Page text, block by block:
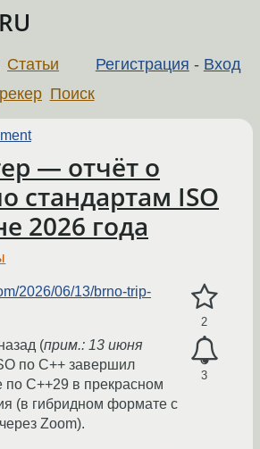
Регистрация - Вход
Статьи
Поиск
— отчёт о
стандартам ISO
2026 года
2
3
2026/06/13/brno-trip-
(прим.: 13 июня
по C++ завершил
по C++29 в прекрасном
(в гибридном формате с
Zoom).